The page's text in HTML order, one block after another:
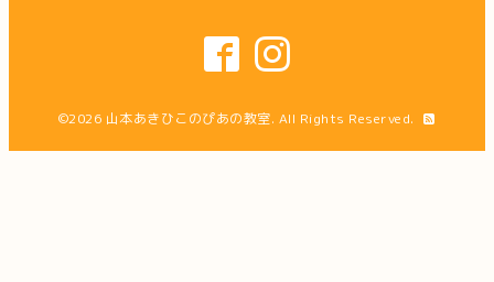
©2026 山本あきひこのぴあの教室. All Rights Reserved.